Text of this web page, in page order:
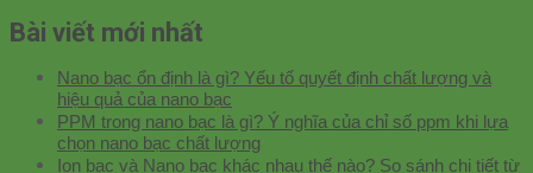
Bài viết mới nhất
Nano bạc ổn định là gì? Yếu tố quyết định chất lượng và
hiệu quả của nano bạc
PPM trong nano bạc là gì? Ý nghĩa của chỉ số ppm khi lựa
chọn nano bạc chất lượng
Ion bạc và Nano bạc khác nhau thế nào? So sánh chi tiết từ